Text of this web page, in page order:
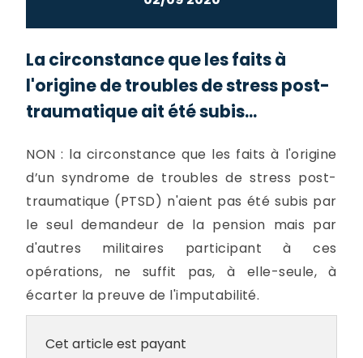
La circonstance que les faits à
l'origine de troubles de stress post-
traumatique ait été subis...
NON : la circonstance que les faits à l'origine
d’un syndrome de troubles de stress post-
traumatique (PTSD) n'aient pas été subis par
le seul demandeur de la pension mais par
d'autres militaires participant à ces
opérations, ne suffit pas, à elle-seule, à
écarter la preuve de l'imputabilité.
Cet article est payant